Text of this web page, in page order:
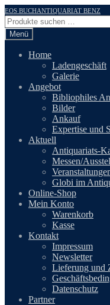
Zur
Navigation
springen
Zum
Inhalt
springen
EOS BUCHANTIQUARIAT BENZ
Suchen
nach:
Menü
Home
Ladengeschäft
Galerie
Angebot
Bibliophiles
Bilder
Ankauf
Expertise und
Aktuell
Antiquariats-
Messen/
Globi im
Online-Shop
Mein Konto
Warenkorb
Kasse
Kontakt
Impressum
Newsletter
Lieferung und
Datenschutz
Partner